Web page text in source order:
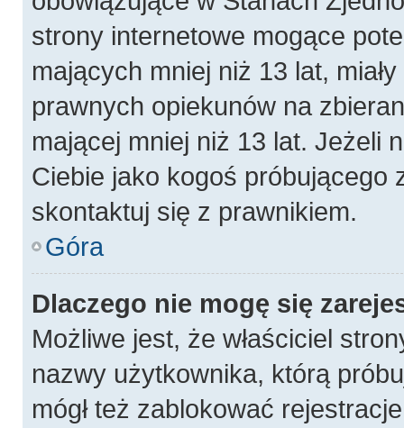
strony internetowe mogące
mających mniej niż 13 lat,
prawnych opiekunów na
mającej mniej niż 13 lat. Jeżeli
Ciebie jako kogoś próbującego
skontaktuj się z prawnikiem.
Góra
Dlaczego nie mogę się
Możliwe jest, że właściciel
nazwy użytkownika, którą
mógł też zablokować